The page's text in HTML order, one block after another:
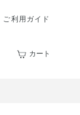
ご利用ガイド
カート